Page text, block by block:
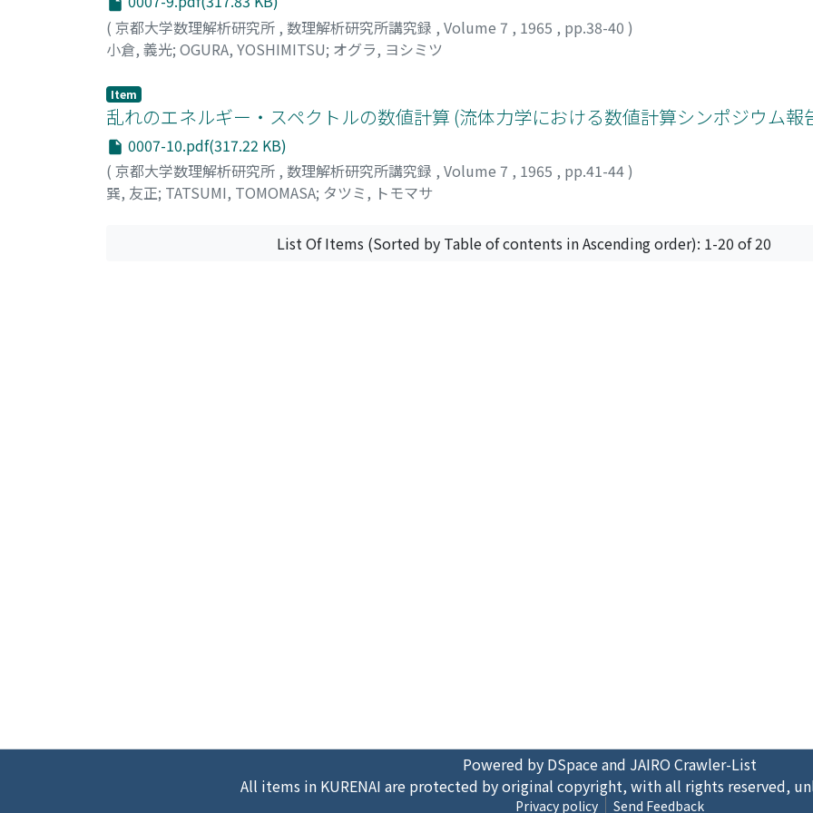
( 京都大学数理解析研究所 , 数理解析研究所講究録 , Volume 7 , 1965 , pp.38-40 )
小倉, 義光; OGURA, YOSHIMITSU; オグラ, ヨシミツ
Item
乱れのエネルギー・スペクトルの数値計算 (流体力学における数値計算シンポジウム報
0007-10.pdf(317.22 KB)
( 京都大学数理解析研究所 , 数理解析研究所講究録 , Volume 7 , 1965 , pp.41-44)
巽, 友正; TATSUMI, TOMOMASA; タツミ, トモマサ
List Of Items (Sorted by Table of contents in Ascending order): 1-20 of 20
Powered by DSpace and JAIRO Crawler-List
All items in KURENAI are protected by original copyright, with all rights reserved,
Privacy policy Send Feedback